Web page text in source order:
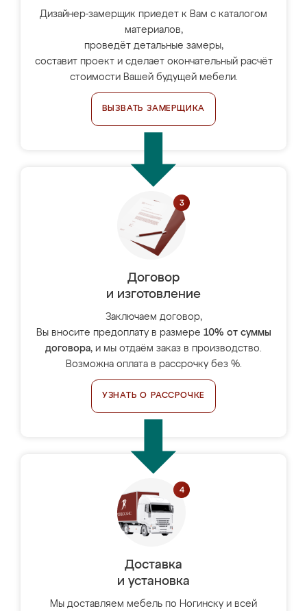
Дизайнер-замерщик приедет к Вам с каталогом
материалов,
проведёт детальные замеры,
составит проект и сделает окончательный расчёт
стоимости Вашей будущей мебели.
ВЫЗВАТЬ ЗАМЕРЩИКА
Договор
и изготовление
Заключаем договор,
Вы вносите предоплату в размере 10% от суммы
договора, и мы отдаём заказ в производство.
Возможна оплата в рассрочку без %.
УЗНАТЬ О РАССРОЧКЕ
Доставка
и установка
Мы доставляем мебель по Ногинску и всей